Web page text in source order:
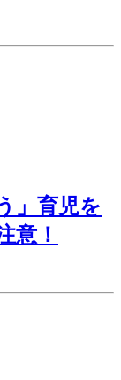
」育児を
意！